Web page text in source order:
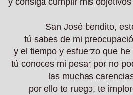
San José bendito,
tú sabes de mi
y el tiempo y esfuerzo que
tú conoces mi pesar por no
las muchas
por ello te ruego, te